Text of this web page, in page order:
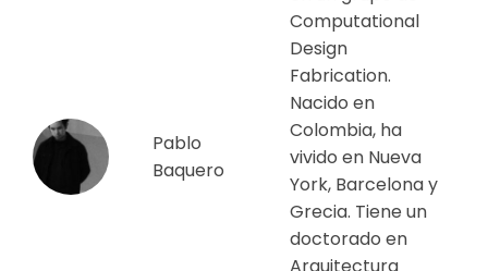
Pablo
Baquero
Computational
Design
Fabrication.
Nacido en
Colombia, ha
vivido en Nueva
York, Barcelona y
Grecia. Tiene un
doctorado en
Arquitectura